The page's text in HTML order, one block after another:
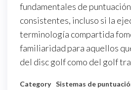
fundamentales de
consistentes, incluso si la
terminología compartida
familiaridad para aquellos
del disc golf como del golf
Category Sistemas de